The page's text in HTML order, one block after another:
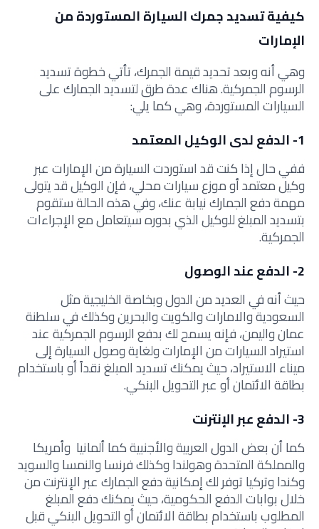
كيفية تسديد جمرك السيارة المستوردة من
الإمارات
وهي أنه وبعد تحديد قيمة الجمرك، تأتي خطوة تسديد
الرسوم الجمركية. هناك عدة طرق لتسديد الجمارك على
السيارات المستوردة، وهي كما يلي:
1- الدفع لدى الوكيل المعتمد
ففي حال إذا كنت قد استوردت السيارة من الإمارات عبر
وكيل معتمد أو موزع سيارات محلي، فإن الوكيل قد يتولى
مهمة دفع الجمارك نيابة عنك، وفي هذه الحالة ستقوم
بتسديد المبلغ للوكيل الذي بدوره سيتعامل مع الإجراءات
الجمركية.
2- الدفع عند الوصول
حيث أنه في العديد من الدول وبخاصة الخليجية مثل
السعودية والامارات والكويت والبحرين وكذلك في سلطنة
عمان واليمن، فإنه يسمح لك بدفع الرسوم الجمركية عند
استيراد السيارات من الإمارات ولغاية وصول السيارة إلى
ميناء الاستيراد، حيث يمكنك تسديد المبلغ نقداً أو باستخدام
بطاقة الائتمان أو عبر التحويل البنكي.
3- الدفع عبر الإنترنت
كما أن بعض الدول العربية والأجنبية كما ألمانيا وأمريكا
والمملكة المتحدة وهولندا وكذلك فرنسا والنمسا والسويد
وكندا وتركيا توفر لك إمكانية دفع الجمارك عبر الإنترنت من
خلال بوابات الدفع الحكومية، حيث يمكنك دفع المبلغ
المطلوب باستخدام بطاقة الائتمان أو التحويل البنكي قبل